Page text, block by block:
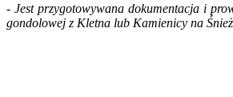
- Jest przygotowywana dokumentacja i
gondolowej z Kletna lub Kamienicy na